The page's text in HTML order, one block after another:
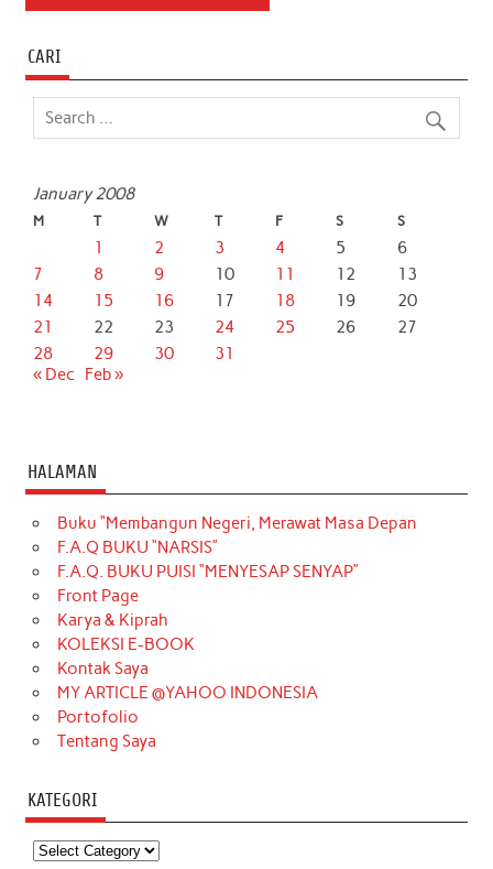
CARI
January 2008
M T W T F S S
1 2 3 4 5
6
7
8 9 10 11 12
13
14
15 16 17 18 19
20
21
22 23 24 25 26
27
28
29 30
31
« Dec
Feb »
HALAMAN
Buku “Membangun Negeri, Merawat Masa Depan
F.A.Q BUKU “NARSIS”
F.A.Q. BUKU PUISI “MENYESAP SENYAP”
Front Page
Karya & Kiprah
KOLEKSI E-BOOK
Kontak Saya
MY ARTICLE @YAHOO INDONESIA
Portofolio
Tentang Saya
KATEGORI
Kategori